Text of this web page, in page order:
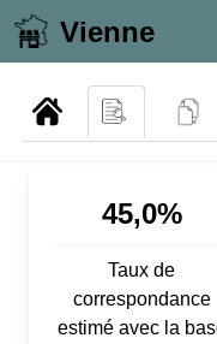
Vienne
45,0%
Taux de
correspondance
estimé avec la